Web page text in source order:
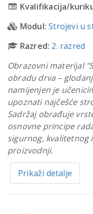
Kvalifikacija/
Modul: Strojevi u
Razred: 2. razred
Obrazovni materijal
obradu drva –
namijenjen je
upoznati najčešće
Sadržaj obrađuje
osnovne principe
sigurnog, kvalitetnog
proizvodnji.
Prikaži detalje